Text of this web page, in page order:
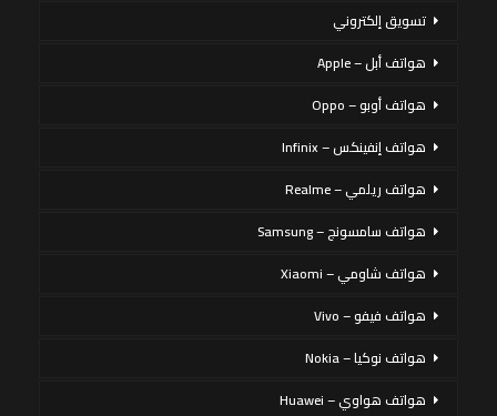
تسويق إلكتروني
هواتف أبل – Apple
هواتف أوبو – Oppo
هواتف إنفينكس – Infinix
هواتف ريلمي – Realme
هواتف سامسونج – Samsung
هواتف شاومي – Xiaomi
هواتف فيفو – Vivo
هواتف نوكيا – Nokia
هواتف هواوي – Huawei